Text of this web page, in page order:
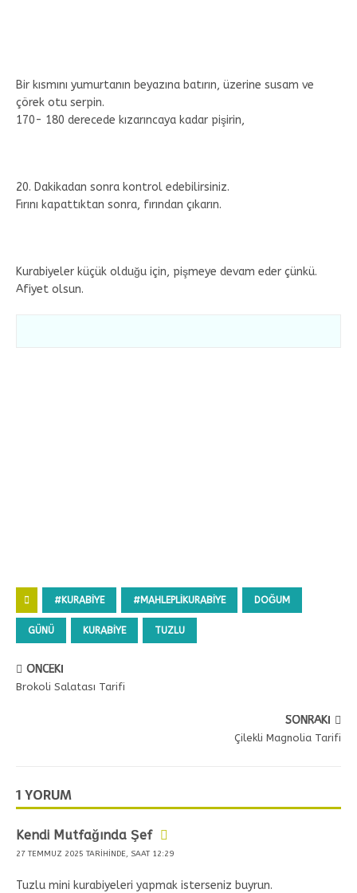
Bir kısmını yumurtanın beyazına batırın, üzerine susam ve
çörek otu serpin.
170- 180 derecede kızarıncaya kadar pişirin,
20. Dakikadan sonra kontrol edebilirsiniz.
Fırını kapattıktan sonra, fırından çıkarın.
Kurabiyeler küçük olduğu için, pişmeye devam eder çünkü.
Afiyet olsun.
#KURABIYE #MAHLEPLIKURABIYE DOĞUM
GÜNÜ KURABİYE TUZLU
ÖNCEKI
Brokoli Salatası Tarifi
SONRAKI
Çilekli Magnolia Tarifi
1 YORUM
Kendi Mutfağında Şef
27 TEMMUZ 2025 TARIHINDE, SAAT 12:29
Tuzlu mini kurabiyeleri yapmak isterseniz buyrun.